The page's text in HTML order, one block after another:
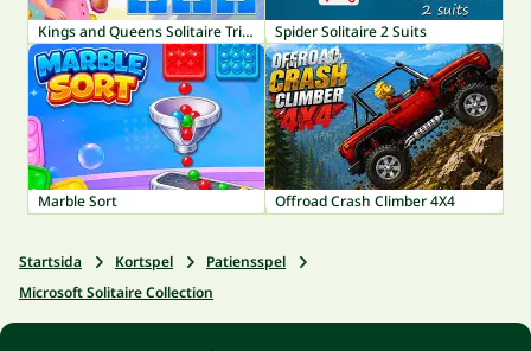
Kings and Queens Solitaire TriPeaks Spider Solitaire 2 Suits
Marble Sort Offroad Crash Climber 4X4
Startsida Kortspel
Patiensspel
Microsoft Solitaire Collection